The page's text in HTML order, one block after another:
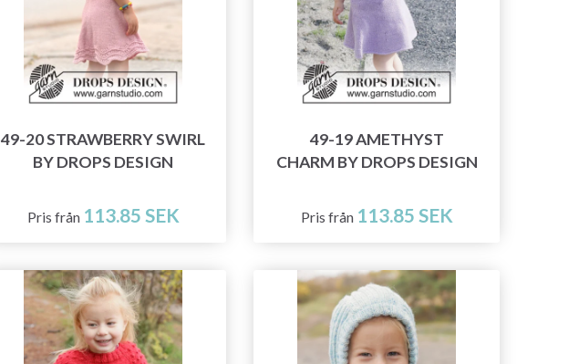
49-20 STRAWBERRY SWIRL
BY DROPS DESIGN
Pris från 113.85 SEK
49-19 AMETHYST
CHARM BY DROPS DESIGN
Pris från 113.85 SEK